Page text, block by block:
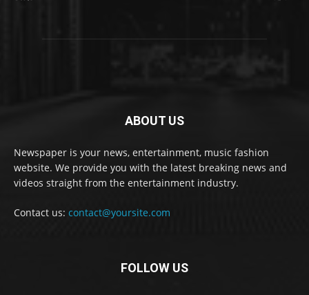
ABOUT US
Newspaper is your news, entertainment, music fashion
website. We provide you with the latest breaking news and
videos straight from the entertainment industry.
Contact us: contact@yoursite.com
FOLLOW US